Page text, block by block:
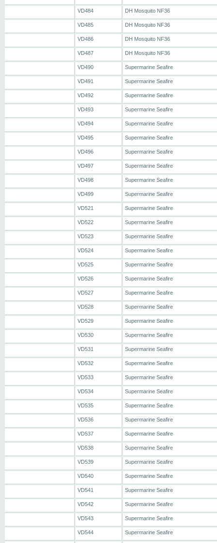
VD484 DH Mosquito NF36
VD485 DH Mosquito NF36
VD486 DH Mosquito NF36
VD487 DH Mosquito NF36
VD490 Supermarine Seafire
VD491 Supermarine Seafire
VD492 Supermarine Seafire
VD493 Supermarine Seafire
VD494 Supermarine Seafire
VD495 Supermarine Seafire
VD496 Supermarine Seafire
VD497 Supermarine Seafire
VD498 Supermarine Seafire
VD499 Supermarine Seafire
VD521 Supermarine Seafire
VD522 Supermarine Seafire
VD523 Supermarine Seafire
VD524 Supermarine Seafire
VD525 Supermarine Seafire
VD526 Supermarine Seafire
VD527 Supermarine Seafire
VD528 Supermarine Seafire
VD529 Supermarine Seafire
VD530 Supermarine Seafire
VD531 Supermarine Seafire
VD532 Supermarine Seafire
VD533 Supermarine Seafire
VD534 Supermarine Seafire
VD535 Supermarine Seafire
VD536 Supermarine Seafire
VD537 Supermarine Seafire
VD538 Supermarine Seafire
VD539 Supermarine Seafire
VD540 Supermarine Seafire
VD541 Supermarine Seafire
VD542 Supermarine Seafire
VD543 Supermarine Seafire
VD544 Supermarine Seafire